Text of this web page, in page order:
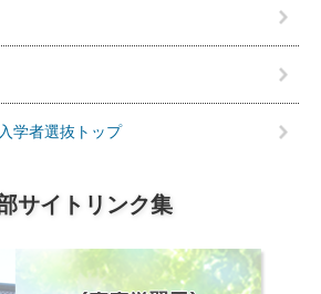
学者選抜トップ
サイトリンク集